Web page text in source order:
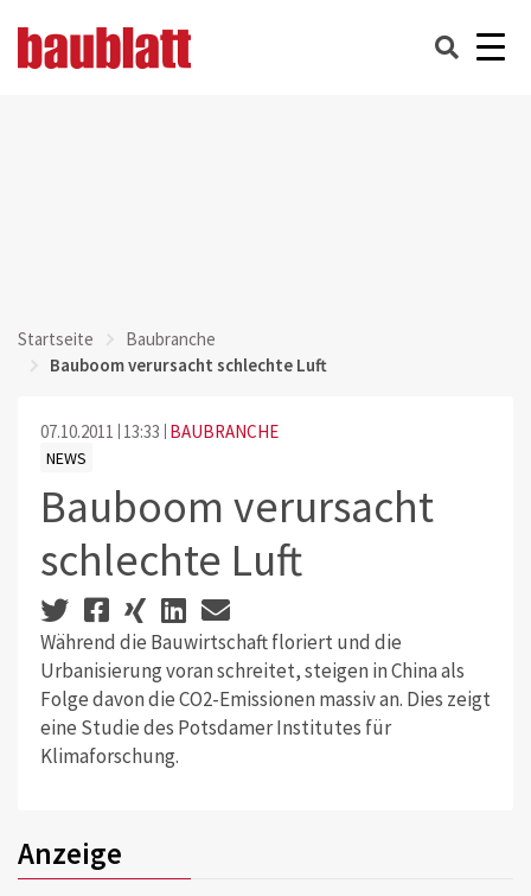
Startseite
Baubranche
Bauboom verursacht schlechte Luft
07.10.2011 13:33 BAUBRANCHE
NEWS
Bauboom verursacht
schlechte Luft
Während die Bauwirtschaft floriert und die
Urbanisierung voran schreitet, steigen in China als
Folge davon die CO2-Emissionen massiv an. Dies zeigt
eine Studie des Potsdamer Institutes für
Klimaforschung.
Anzeige